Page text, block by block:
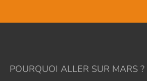
POURQUOI ALLER SUR MARS ?